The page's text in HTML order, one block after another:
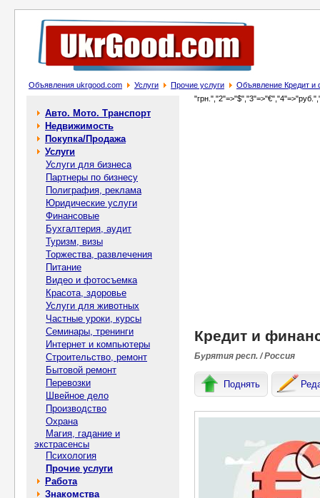
Объявления ukrgood.com Услуги Прочие услуги Объявление Кредит и
Авто. Мото. Транспорт
Недвижимость
Покупка/Продажа
Услуги
Услуги для бизнеса
Партнеры по бизнесу
Полиграфия, реклама
Юридические услуги
Финансовые
Бухгалтерия, аудит
Туризм, визы
Торжества, развлечения
Питание
Видео и фотосъемка
Красота, здоровье
Услуги для животных
Частные уроки, курсы
Семинары, тренинги
Интернет и компьютеры
Строительство, ремонт
Бытовой ремонт
Перевозки
Швейное дело
Производство
Охрана
Магия, гадание и
экстрасенсы
Психология
Прочие услуги
Работа
Знакомства
Кредит и
Бурятия респ. / Россия
Поднять